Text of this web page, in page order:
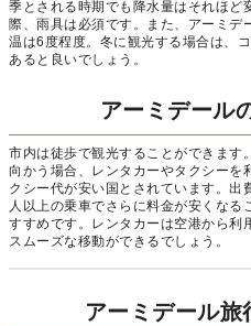
季とされる時期でも降水量はそれほど
際、雨具は必須です。また、アーミ
温は6度程度。冬に観光する場合は、
あると良いでしょう。
アーミデール
市内は徒歩で観光することができます
向かう場合、レンタカーやタクシーを
クシー代が安い国とされています。出
人以上の乗車でさらに料金が安くな
すすめです。レンタカーは空港から利
スムーズな移動ができるでしょう。
アーミデール